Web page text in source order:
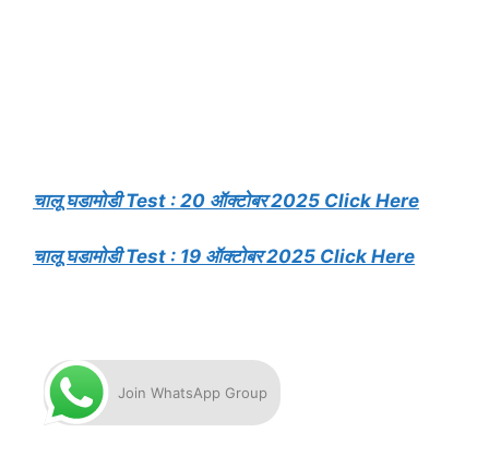
चालू घडामोडी Test : 20 ऑक्टोबर 2025 Click Here
चालू घडामोडी Test : 19 ऑक्टोबर 2025 Click Here
Join WhatsApp Group